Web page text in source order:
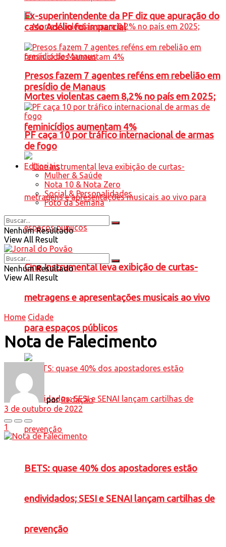
Mortes violentas caem 8,2% no país em 2025;
feminicídios aumentam 4%
Cine Instrumental leva exibição de curtas-
metragens e apresentações musicais ao vivo
para espaços públicos
BETS: quase 40% dos apostadores estão
endividados; SESI e SENAI lançam cartilhas de
prevenção
Ex-superintendente da PF diz que apuração do
caso Adélio foi imparcial
Presos fazem 7 agentes reféns em rebelião em
presídio de Manaus
PF caça 10 por tráfico internacional de armas
de fogo
Editoriais
Mulher & Saúde
Nota 10 & Nota Zero
Social & Personalidades
Foto da Semana
Nenhum Resultado
View All Result
Nenhum Resultado
View All Result
Home Cidade
Nota de Falecimento
por Redação
3 de outubro de 2022
1